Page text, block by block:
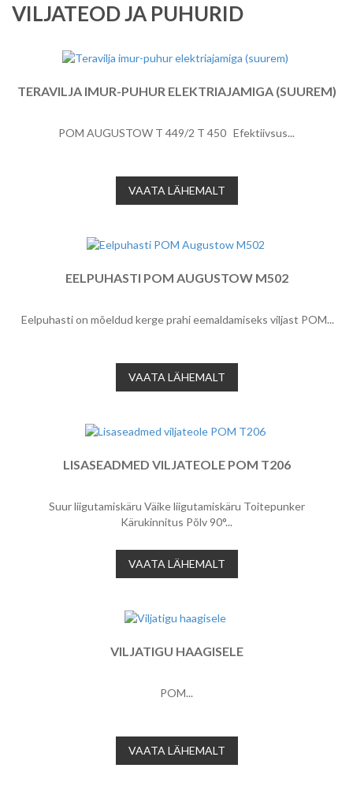
VILJATEOD JA PUHURID
TERAVILJA IMUR-PUHUR ELEKTRIAJAMIGA (SUUREM)
POM AUGUSTOW T 449/2 T 450 Efektiivsus...
VAATA LÄHEMALT
EELPUHASTI POM AUGUSTOW M502
Eelpuhasti on mõeldud kerge prahi eemaldamiseks viljast POM...
VAATA LÄHEMALT
LISASEADMED VILJATEOLE POM T206
Suur liigutamiskäru Väike liigutamiskäru Toitepunker
Kärukinnitus Põlv 90°...
VAATA LÄHEMALT
VILJATIGU HAAGISELE
POM...
VAATA LÄHEMALT